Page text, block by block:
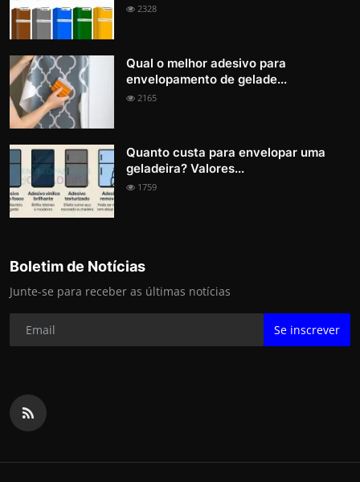
2328
Qual o melhor adesivo para
envelopamento de gelade...
2165
Quanto custa para envelopar uma
geladeira? Valores...
1759
Boletim de Notícias
Junte-se para receber as últimas notícias
Se inscrever